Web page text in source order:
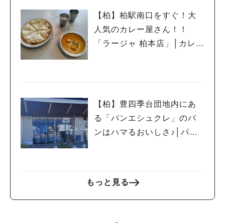
【柏】柏駅南口をすぐ！大
人気のカレー屋さん！！
「ラージャ 柏本店」│カレー
【柏】豊四季台団地内にあ
る「パンエシュクレ」のパ
ンはハマるおいしさ♪│パン
もっと見る